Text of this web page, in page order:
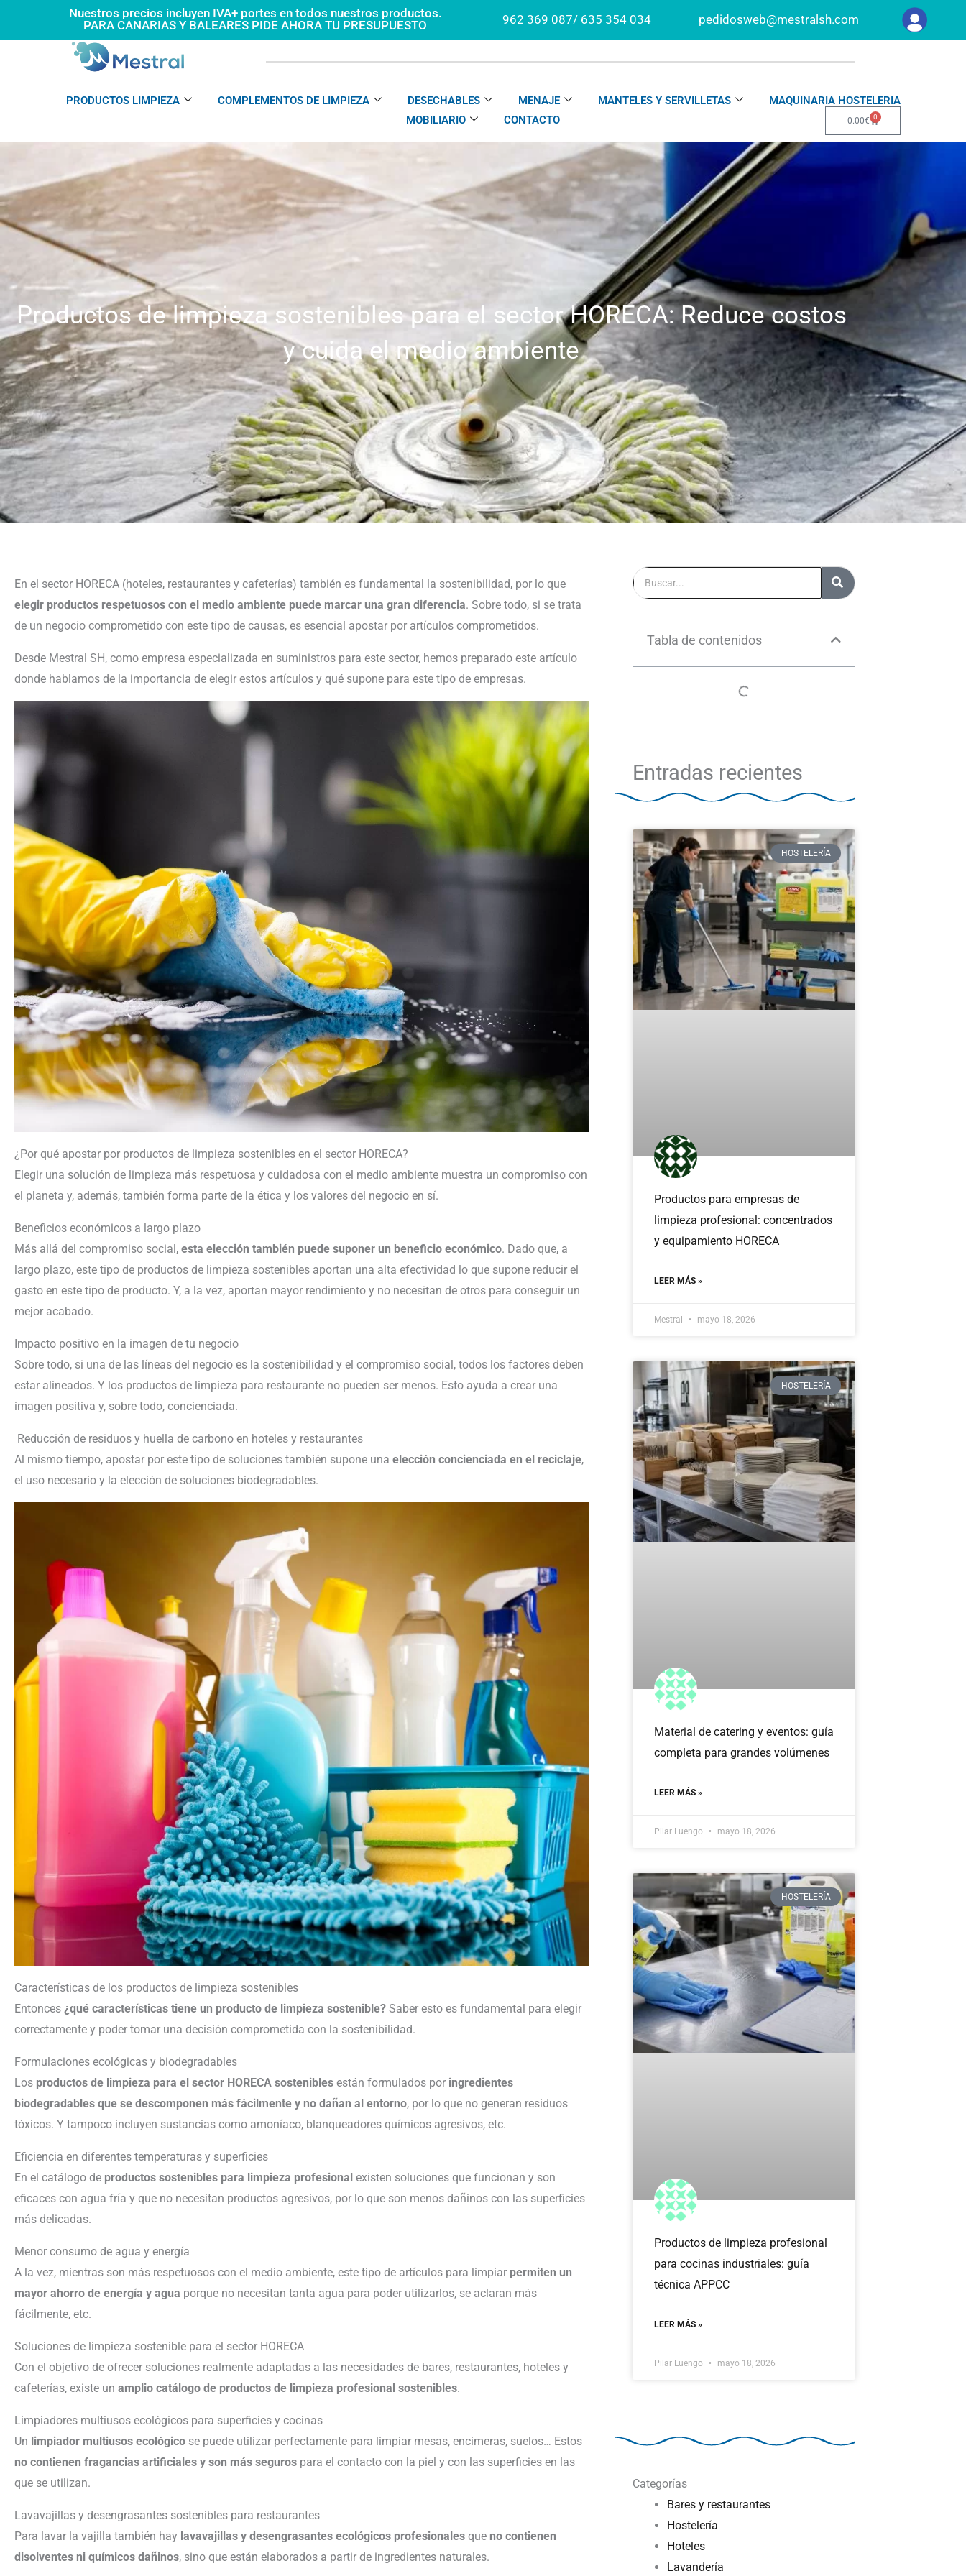
Nuestros precios incluyen IVA+ portes en todos nuestros productos.
PARA CANARIAS Y BALEARES PIDE AHORA TU PRESUPUESTO
962 369 087/ 635 354 034 pedidosweb@mestralsh.com
PRODUCTOS LIMPIEZA COMPLEMENTOS DE LIMPIEZA DESECHABLES MENAJE MANTELES Y SERVILLETAS
MAQUINARIA HOSTELERIA
MOBILIARIO
CONTACTO 0.00€ 0
Carrito
Productos de limpieza sostenibles para el sector HORECA: Reduce costos
y cuida el medio ambiente
En el sector HORECA (hoteles, restaurantes y cafeterías) también es fundamental la sostenibilidad, por lo que
elegir productos respetuosos con el medio ambiente puede marcar una gran diferencia. Sobre todo, si se trata
de un negocio comprometido con este tipo de causas, es esencial apostar por artículos comprometidos.
Desde Mestral SH, como empresa especializada en suministros para este sector, hemos preparado este artículo
donde hablamos de la importancia de elegir estos artículos y qué supone para este tipo de empresas.
¿Por qué apostar por productos de limpieza sostenibles en el sector HORECA?
Elegir una solución de limpieza más respetuosa y cuidadosa con el medio ambiente muestra un compromiso con
el planeta y, además, también forma parte de la ética y los valores del negocio en sí.
Beneficios económicos a largo plazo
Más allá del compromiso social, esta elección también puede suponer un beneficio económico. Dado que, a
largo plazo, este tipo de productos de limpieza sostenibles aportan una alta efectividad lo que supone reducir el
gasto en este tipo de producto. Y, a la vez, aportan mayor rendimiento y no necesitan de otros para conseguir un
mejor acabado.
Impacto positivo en la imagen de tu negocio
Sobre todo, si una de las líneas del negocio es la sostenibilidad y el compromiso social, todos los factores deben
estar alineados. Y los productos de limpieza para restaurante no pueden ser menos. Esto ayuda a crear una
imagen positiva y, sobre todo, concienciada.
Reducción de residuos y huella de carbono en hoteles y restaurantes
Al mismo tiempo, apostar por este tipo de soluciones también supone una elección concienciada en el reciclaje,
el uso necesario y la elección de soluciones biodegradables.
Características de los productos de limpieza sostenibles
Entonces ¿qué características tiene un producto de limpieza sostenible? Saber esto es fundamental para elegir
correctamente y poder tomar una decisión comprometida con la sostenibilidad.
Formulaciones ecológicas y biodegradables
Los productos de limpieza para el sector HORECA sostenibles están formulados por ingredientes
biodegradables que se descomponen más fácilmente y no dañan al entorno, por lo que no generan residuos
tóxicos. Y tampoco incluyen sustancias como amoníaco, blanqueadores químicos agresivos, etc.
Eficiencia en diferentes temperaturas y superficies
En el catálogo de productos sostenibles para limpieza profesional existen soluciones que funcionan y son
eficaces con agua fría y que no necesitan productos agresivos, por lo que son menos dañinos con las superficies
más delicadas.
Menor consumo de agua y energía
A la vez, mientras son más respetuosos con el medio ambiente, este tipo de artículos para limpiar permiten un
mayor ahorro de energía y agua porque no necesitan tanta agua para poder utilizarlos, se aclaran más
fácilmente, etc.
Soluciones de limpieza sostenible para el sector HORECA
Con el objetivo de ofrecer soluciones realmente adaptadas a las necesidades de bares, restaurantes, hoteles y
cafeterías, existe un amplio catálogo de productos de limpieza profesional sostenibles.
Limpiadores multiusos ecológicos para superficies y cocinas
Un limpiador multiusos ecológico se puede utilizar perfectamente para limpiar mesas, encimeras, suelos… Estos
no contienen fragancias artificiales y son más seguros para el contacto con la piel y con las superficies en las
que se utilizan.
Lavavajillas y desengrasantes sostenibles para restaurantes
Para lavar la vajilla también hay lavavajillas y desengrasantes ecológicos profesionales que no contienen
disolventes ni químicos dañinos, sino que están elaborados a partir de ingredientes naturales.
Buscar
Tabla de contenidos
Entradas recientes
HOSTELERÍA
Productos para empresas de
limpieza profesional: concentrados
y equipamiento HORECA
LEER MÁS »
Mestral mayo 18, 2026
HOSTELERÍA
Material de catering y eventos: guía
completa para grandes volúmenes
LEER MÁS »
Pilar Luengo mayo 18, 2026
HOSTELERÍA
Productos de limpieza profesional
para cocinas industriales: guía
técnica APPCC
LEER MÁS »
Pilar Luengo mayo 18, 2026
Categorías
Bares y restaurantes
Hostelería
Hoteles
Lavandería